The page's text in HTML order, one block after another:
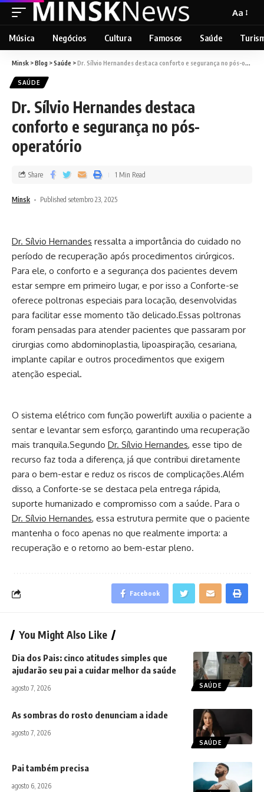
Aa
Música Negócios Cultura Famosos Saúde
Minsk >Blog >Saúde >Dr. Sílvio Hernandes destaca conforto e segurança no pós-operatório
SAÚDE
Dr. Sílvio Hernandes destaca
conforto e segurança no pós-
operatório
Minsk Published setembro 23, 2025
Share 1 Min Read
Dr. Sílvio Hernandes ressalta a importância do cuidado no
período de recuperação após procedimentos cirúrgicos.
Para ele, o conforto e a segurança dos pacientes devem
estar sempre em primeiro lugar, e por isso a Conforte-se
oferece poltronas especiais para locação, desenvolvidas
para facilitar esse momento tão delicado.Essas poltronas
foram pensadas para atender pacientes que passaram por
cirurgias como abdominoplastia, lipoaspiração, cesariana,
implante capilar e outros procedimentos que exigem
atenção especial.
O sistema elétrico com função powerlift auxilia o paciente a
sentar e levantar sem esforço, garantindo uma recuperação
mais tranquila.Segundo Dr. Sílvio Hernandes, esse tipo de
recurso faz toda a diferença, já que contribui diretamente
para o bem-estar e reduz os riscos de complicações.Além
disso, a Conforte-se se destaca pela entrega rápida,
suporte humanizado e compromisso com a saúde. Para o
Dr. Sílvio Hernandes, essa estrutura permite que o paciente
mantenha o foco apenas no que realmente importa: a
recuperação e o retorno ao bem-estar pleno.
Facebook
You Might Also Like
SAÚDE
Dia dos Pais: cinco atitudes simples que
ajudarão seu pai a cuidar melhor da saúde
agosto 7, 2026
SAÚDE
As sombras do rosto denunciam a idade
agosto 7, 2026
Pai também precisa
agosto 6, 2026